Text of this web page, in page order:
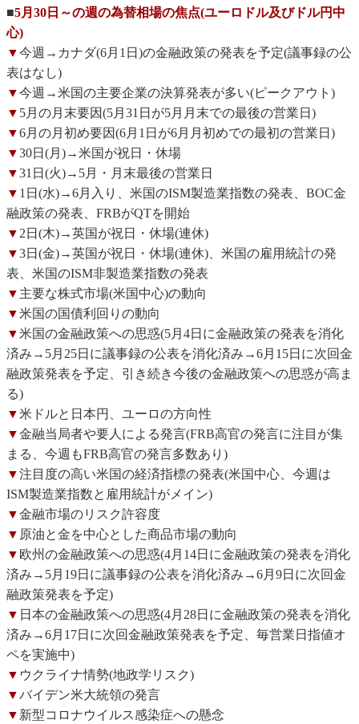
■5月30日～の週の為替相場の焦点(ユーロドル及びドル円中
心)
▼今週→カナダ(6月1日)の金融政策の発表を予定(議事録の公
表はなし)
▼今週→米国の主要企業の決算発表が多い(ピークアウト)
▼ 5月の月末要因(5月31日が5月月末での最後の営業日)
▼6月の月初め要因(6月1日が6月月初めでの最初の営業日)
▼30日(月)→米国が祝日・休場
▼31日(火)→5月・月末最後の営業日
▼ 1日(水)→6月入り、米国のISM製造業指数の発表、BOC金
融政策の発表、FRBがQTを開始
▼2日(木)→英国が祝日・休場(連休)
▼3日(金)→英国が祝日・休場(連休)、米国の雇用統計の発
表、米国のISM非製造業指数の発表
▼ 主要な株式市場(米国中心)の動向
▼米国の国債利回りの動向
▼米国の金融政策への思惑(5月4日に金融政策の発表を消化
済み→5月25日に議事録の公表を消化済み→6月15日に次回金
融政策発表を予定、引き続き今後の金融政策への思惑が高ま
る)
▼米ドルと日本円、ユーロの方向性
▼金融当局者や要人による発言(FRB高官の発言に注目が集
まる、今週もFRB高官の発言多数あり)
▼注目度の高い米国の経済指標の発表(米国中心、今週は
ISM製造業指数と雇用統計がメイン)
▼金融市場のリスク許容度
▼ 原油と金を中心とした商品市場の動向
▼ 欧州の金融政策への思惑(4月14日に金融政策の発表を消化
済み→5月19日に議事録の公表を消化済み→6月9日に次回金
融政策発表を予定)
▼ 日本の金融政策への思惑(4月28日に金融政策の発表を消化
済み→6月17日に次回金融政策発表を予定、毎営業日指値オ
ペを実施中)
▼ ウクライナ情勢(地政学リスク)
▼バイデン米大統領の発言
▼ 新型コロナウイルス感染症への懸念